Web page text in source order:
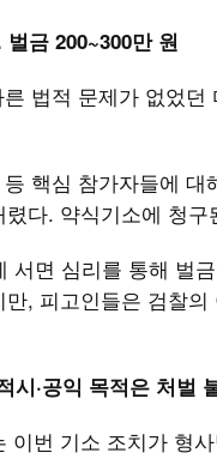
금 200~300만 원
법적 문제가 없었던
핵심 참가자들에
다. 약식기소에 청
서면 심리를 통해
, 피고인들은 검찰
시·공익 목적은 처벌
이번 기소 조치가 형